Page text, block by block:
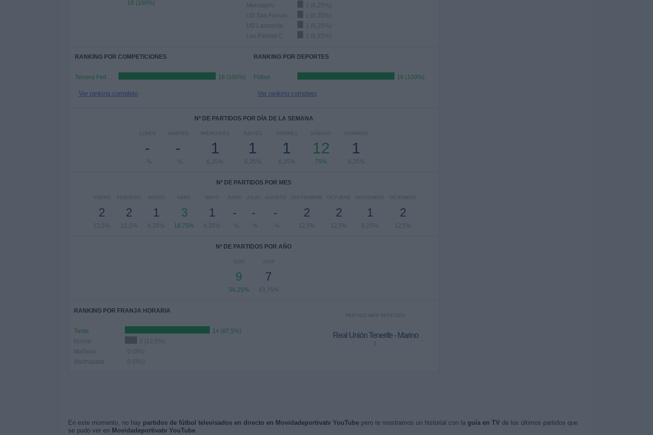
16 (100%)
Mensajero
1 (6,25%)
1 (6,25%)
UD Lanzarote
1 (6,25%)
Las Palmas C
1 (6,25%)
RANKING POR COMPETICIONES
Tercera Federación 16 (100%)
Ver ranking completo
RANKING POR DEPORTES
Fútbol 16 (100%)
Ver ranking completo
Nº DE PARTIDOS POR DÍA DE LA SEMANA
LUNES
-
- %
MARTES
-
- %
MIÉRCOLES
1
6,25%
JUEVES
1
6,25%
VIERNES
1
6,25%
SÁBADO
12
75%
DOMINGO
1
6,25%
Nº DE PARTIDOS POR MES
ENERO
2
12,5%
FEBRERO
2
12,5%
MARZO
1
6,25%
ABRIL
3
18,75%
MAYO
1
6,25%
JUNIO
-
- %
JULIO
-
- %
AGOSTO
-
- %
SEPTIEMBRE
2
12,5%
OCTUBRE
2
12,5%
NOVIEMBRE
1
6,25%
DICIEMBRE
2
12,5%
Nº DE PARTIDOS POR AÑO
2026
9
56,25%
2025
7
43,75%
RANKING POR FRANJA HORARIA
Tarde
14 (87,5%)
Noche
2 (12,5%)
Mañana
0 (0%)
Madrugada
0 (0%)
PARTIDO MÁS REPETIDO
Real Unión Tenerife - Marino
1
En este momento, no hay partidos de fútbol televisados en directo en Movidadeportivatv YouTubepero te mostramos un historial con la guía en TV de los últimos partidos que
se pudo ver en Movidadeportivatv YouTube.